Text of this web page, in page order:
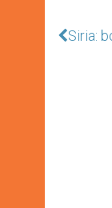
Siria: